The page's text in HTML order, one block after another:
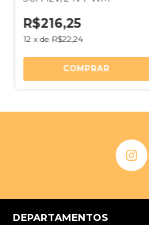
R$216,25
12 xde R$22,24
DEPARTAMENTOS